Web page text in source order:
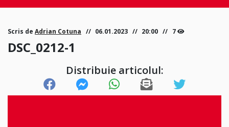
Scris de Adrian Cotuna 06.01.2023 20:00 7
DSC_0212-1
Distribuie articolul: